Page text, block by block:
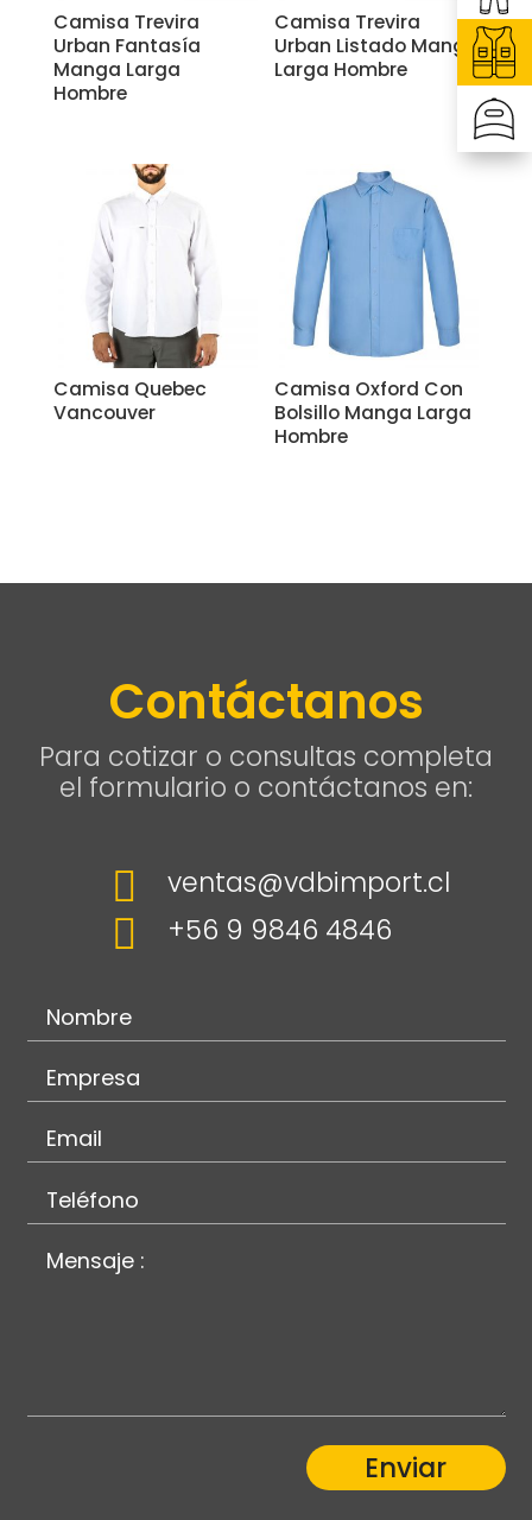
Camisa Trevira
Urban Fantasía
Manga Larga
Hombre
Camisa Trevira
Urban Listado Manga
Larga Hombre
Camisa Quebec
Vancouver
Camisa Oxford Con
Bolsillo Manga Larga
Hombre
Contáctanos
Para cotizar o consultas completa
el formulario o contáctanos en:
 ventas@vdbimport.cl
 +56 9 9846 4846
Enviar